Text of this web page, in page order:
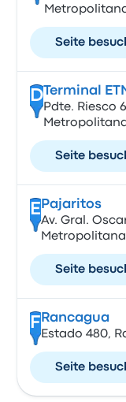
Seite
DTerminal
Pdte. Riesco
Seite
E Pajaritos
Av. Gral.
Seite
F Rancagua
Estado 480,
Seite